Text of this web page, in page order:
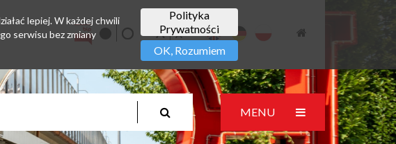
MENU
Polityka
Prywatności
OK, Rozumiem
lepiej. W każdej chwili
serwisu bez zmiany